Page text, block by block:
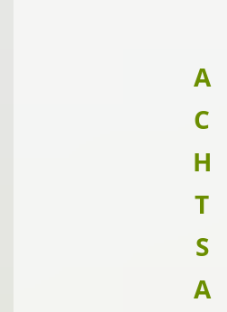
A
C
H
T
S
A